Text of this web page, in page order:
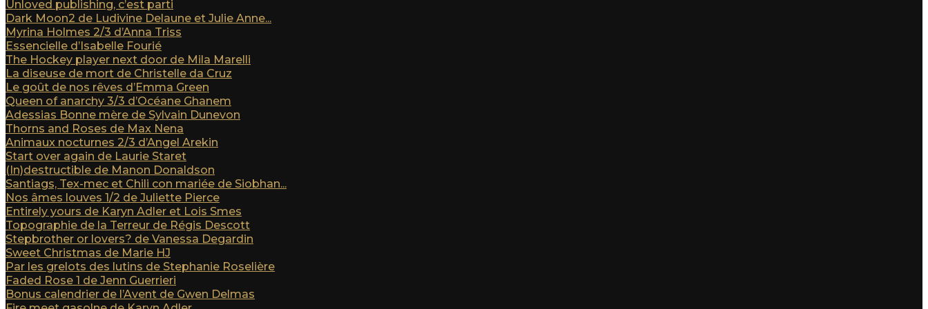
Unloved publishing, c’est parti
Dark Moon2 de Ludivine Delaune et Julie Anne...
Myrina Holmes 2/3 d’Anna Triss
Essencielle d’Isabelle Fourié
The Hockey player next door de Mila Marelli
La diseuse de mort de Christelle da Cruz
Le goût de nos rêves d’Emma Green
Queen of anarchy 3/3 d’Océane Ghanem
Adessias Bonne mère de Sylvain Dunevon
Thorns and Roses de Max Nena
Animaux nocturnes 2/3 d’Angel Arekin
Start over again de Laurie Staret
(In)destructible de Manon Donaldson
Santiags, Tex-mec et Chili con mariée de Siobhan...
Nos âmes louves 1/2 de Juliette Pierce
Entirely yours de Karyn Adler et Lois Smes
Topographie de la Terreur de Régis Descott
Stepbrother or lovers? de Vanessa Degardin
Sweet Christmas de Marie HJ
Par les grelots des lutins de Stephanie Roselière
Faded Rose 1 de Jenn Guerrieri
Bonus calendrier de l’Avent de Gwen Delmas